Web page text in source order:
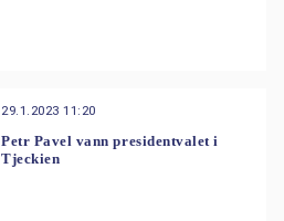
29.1.2023 11:20
Petr Pavel vann presidentvalet i
Tjeckien